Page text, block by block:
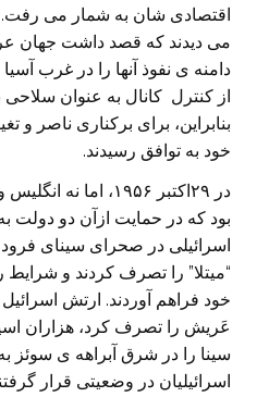
اقتصادی شان به شمار می رفت.
می دیدند که قصد داشت جهان
دامنه ی نفوذ آنها را در غرب
از کنترل کانال به عنوان سلاحی
بنابراین، برای برکناری ناصر و
خود به توافق رسیدند.
در ۲۹اکتبر ۱۹۵۶، اما
بود که در حمایت ازآن دو دولت
اسرائیلی در صحرای سینای فرود
“میتلا” را تصرف کردند و شرایط
عَریش را تصرف کرد، هزاران
سینا را در شرق آبراهه ی سوئز
اسرائیلیان در وضعیتی قرار